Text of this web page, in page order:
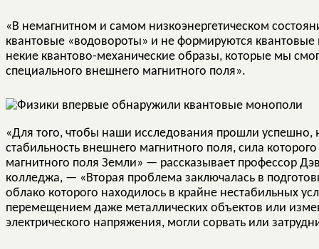
«В немагнитном и самом низкоэнергетическом
квантовые «водовороты» и не формируются
некие квантово-механические образы, которые мы
специального внешнего магнитного поля».
«Для того, чтобы наши исследования прошли успешно,
стабильность внешнего магнитного поля, сила
магнитного поля Земли» — рассказывает профессор
колледжа, — «Вторая проблема заключалась в
облако которого находилось в крайне нестабильных
перемещением даже металлических объектов или
электрического напряжения, могли сорвать или